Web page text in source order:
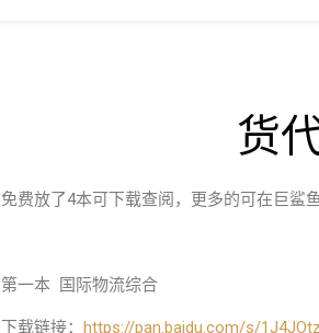
货
免费放了4本可下载查阅，更多的可在巨鲨
第一本 国际物流综合
下载链接： https://pan.baidu.com/s/